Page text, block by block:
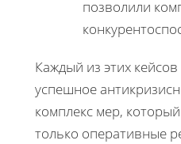
позволили
Каждый из этих
успешное
комплекс мер,
только оперативные